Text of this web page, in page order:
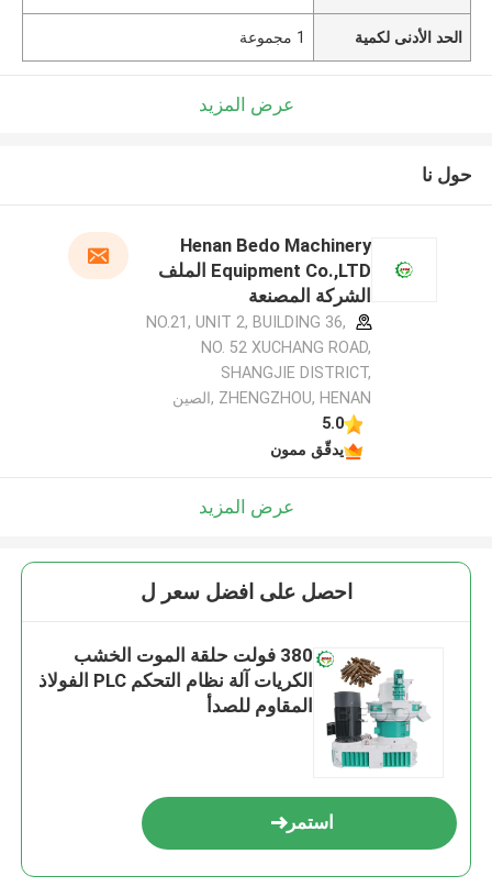
الحد الأدنى لكمية 1 مجموعة
عرض المزيد
حول نا
Henan Bedo Machinery
Equipment Co.,LTD الملف
الشركة المصنعة
NO.21, UNIT 2, BUILDING 36,
NO. 52 XUCHANG ROAD,
SHANGJIE DISTRICT,
ZHENGZHOU, HENAN ,الصين
5.0
يدقّق ممون
عرض المزيد
احصل على افضل سعر ل
380 فولت حلقة الموت الخشب
الكريات آلة نظام التحكم PLC الفولاذ
المقاوم للصدأ
استمر